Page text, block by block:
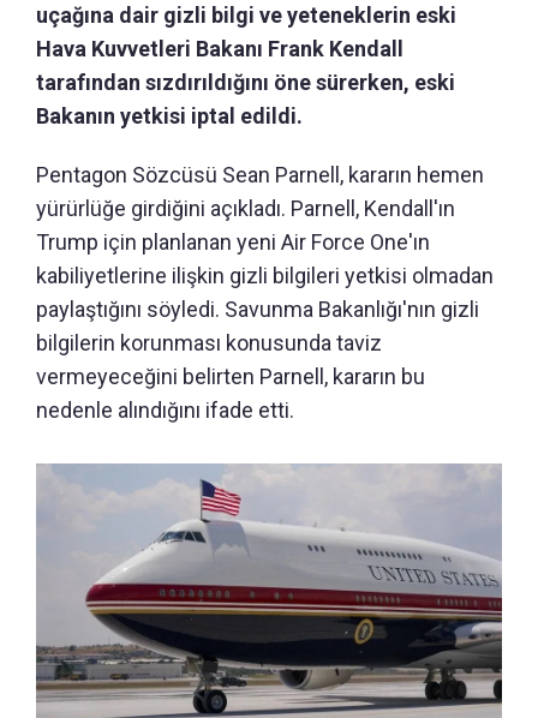
uçağına dair gizli bilgi ve yeteneklerin eski
Hava Kuvvetleri Bakanı Frank Kendall
tarafından sızdırıldığını öne sürerken, eski
Bakanın yetkisi iptal edildi.
Pentagon Sözcüsü Sean Parnell, kararın hemen
yürürlüğe girdiğini açıkladı. Parnell, Kendall'ın
Trump için planlanan yeni Air Force One'ın
kabiliyetlerine ilişkin gizli bilgileri yetkisi olmadan
paylaştığını söyledi. Savunma Bakanlığı'nın gizli
bilgilerin korunması konusunda taviz
vermeyeceğini belirten Parnell, kararın bu
nedenle alındığını ifade etti.